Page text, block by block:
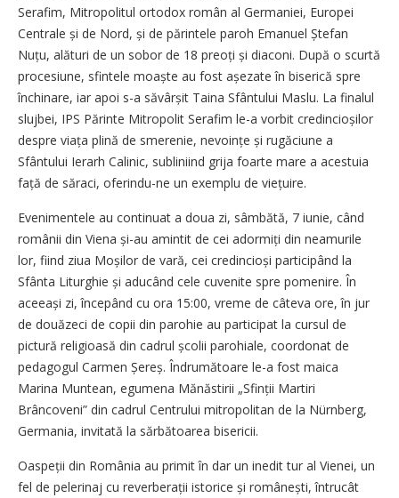
Serafim, Mitropolitul ortodox român al Germaniei, Europei
Centrale și de Nord, și de părintele paroh Emanuel Ștefan
Nuțu, alături de un sobor de 18 preoți și diaconi. După o scurtă
procesiune, sfintele moaște au fost așezate în biserică spre
închinare, iar apoi s-a săvârșit Taina Sfântului Maslu. La finalul
slujbei, IPS Părinte Mitropolit Serafim le-a vorbit credincioșilor
despre viața plină de smerenie, nevoințe și rugăciune a
Sfântului Ierarh Calinic, subliniind grija foarte mare a acestuia
față de săraci, oferindu-ne un exemplu de viețuire.
Evenimentele au continuat a doua zi, sâmbătă, 7 iunie, când
românii din Viena și-au amintit de cei adormiți din neamurile
lor, fiind ziua Moșilor de vară, cei credincioși participând la
Sfânta Liturghie și aducând cele cuvenite spre pomenire. În
aceeași zi, începând cu ora 15:00, vreme de câteva ore, în jur
de douăzeci de copii din parohie au participat la cursul de
pictură religioasă din cadrul școlii parohiale, coordonat de
pedagogul Carmen Șereș. Îndrumătoare le-a fost maica
Marina Muntean, egumena Mănăstirii „Sfinții Martiri
Brâncoveni” din cadrul Centrului mitropolitan de la Nürnberg,
Germania, invitată la sărbătoarea bisericii.
Oaspeții din România au primit în dar un inedit tur al Vienei, un
fel de pelerinaj cu reverberații istorice și românești, întrucât